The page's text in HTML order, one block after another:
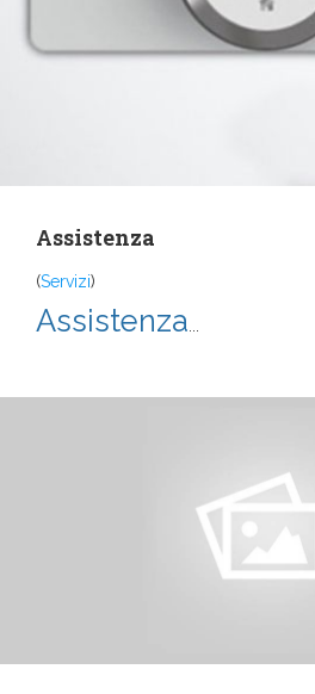
Assistenza
(Servizi)
Assistenza